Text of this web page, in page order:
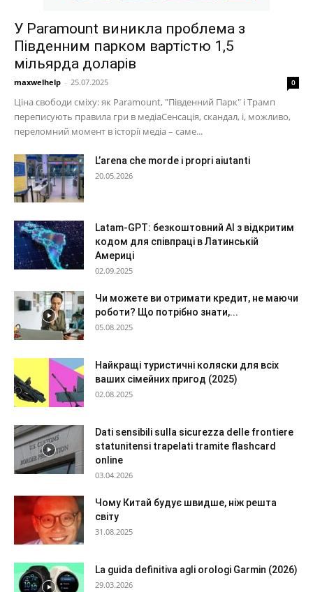
У Paramount виникла проблема з
Південним парком вартістю 1,5
мільярда доларів
maxwelhelp - 25.07.2025 0
Ціна свободи сміху: як Paramount, "Південний Парк" і Трамп
переписують правила гри в медіаСенсація, скандал, і, можливо,
переломний момент в історії медіа – саме...
L’arena che morde i propri aiutanti
20.05.2026
Latam-GPT: безкоштовний AI з відкритим
кодом для співпраці в Латинській
Америці
02.09.2025
Чи можете ви отримати кредит, не маючи
роботи? Що потрібно знати,...
05.08.2025
Найкращі туристичні коляски для всіх
ваших сімейних пригод (2025)
02.08.2025
Dati sensibili sulla sicurezza delle frontiere
statunitensi trapelati tramite flashcard
online
03.04.2026
Чому Китай будує швидше, ніж решта
світу
31.08.2025
La guida definitiva agli orologi Garmin (2026)
29.03.2026